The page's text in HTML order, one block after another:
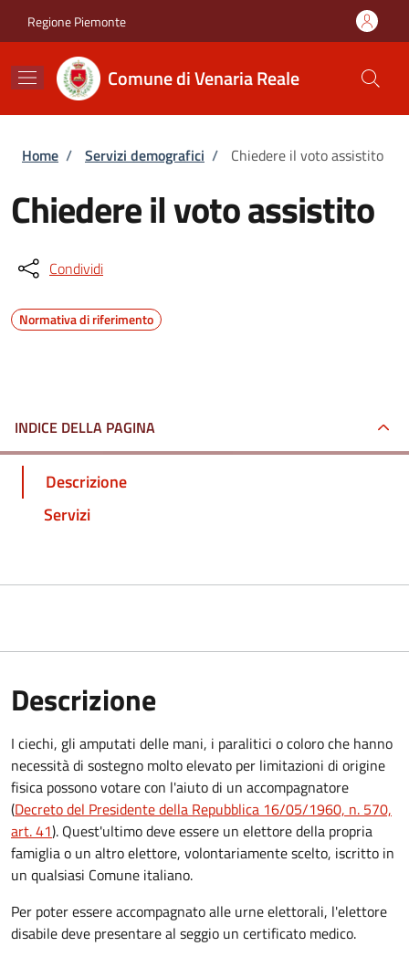
Regione Piemonte
Comune di Venaria Reale
Briciole di pane
Home / Servizi demografici / Chiedere il voto assistito
Chiedere il voto assistito
Condividi
Normativa di riferimento
INDICE DELLA PAGINA
Descrizione
Servizi
Descrizione
I ciechi, gli amputati delle mani, i paralitici o coloro che hanno
necessità di sostegno molto elevato per limitazioni di origine
fisica possono votare con l'aiuto di un accompagnatore
(Decreto del Presidente della Repubblica 16/05/1960, n. 570,
art. 41). Quest'ultimo deve essere un elettore della propria
famiglia o un altro elettore, volontariamente scelto, iscritto in
un qualsiasi Comune italiano.
Per poter essere accompagnato alle urne elettorali, l'elettore
disabile deve presentare al seggio un certificato medico.